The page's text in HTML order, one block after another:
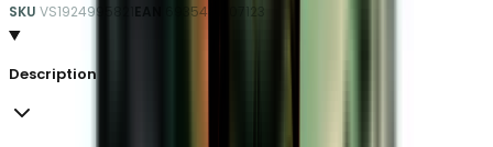
SKU VS1924995821 6935481307123
Description